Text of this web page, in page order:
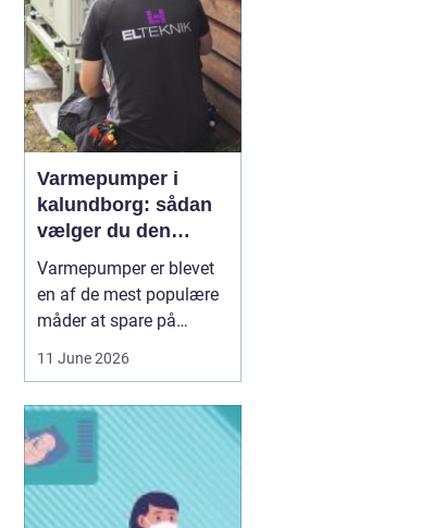
dyrkningssy...
Varmepumper i
kalundborg: sådan
vælger du den
rigtige løsning
Varmepumper er blevet
en af de mest populære
måder at spare på
Kalundborg står over for
samme spørgsmål: Skal
vi skifte den gamle
varmekilde ud, og er en
11 June 2026